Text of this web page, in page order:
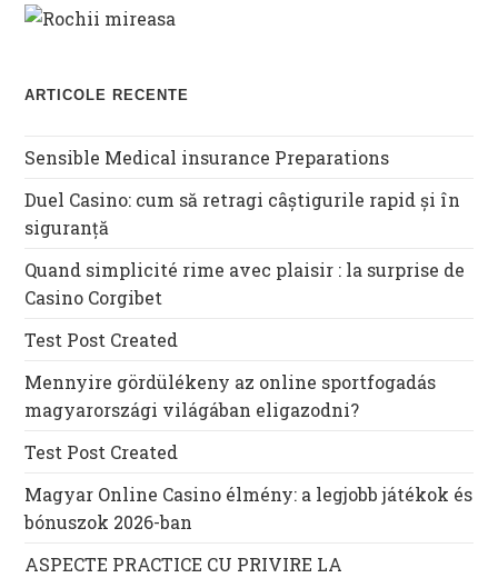
ARTICOLE RECENTE
Sensible Medical insurance Preparations
Duel Casino: cum să retragi câștigurile rapid și în
siguranță
Quand simplicité rime avec plaisir : la surprise de
Casino Corgibet
Test Post Created
Mennyire gördülékeny az online sportfogadás
magyarországi világában eligazodni?
Test Post Created
Magyar Online Casino élmény: a legjobb játékok és
bónuszok 2026-ban
ASPECTE PRACTICE CU PRIVIRE LA